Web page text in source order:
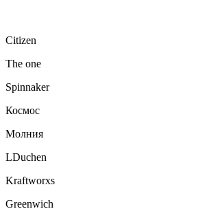
Citizen
The one
Spinnaker
Космос
Молния
LDuchen
Kraftworxs
Greenwich